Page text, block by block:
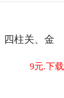
四柱关、金
9元.下载